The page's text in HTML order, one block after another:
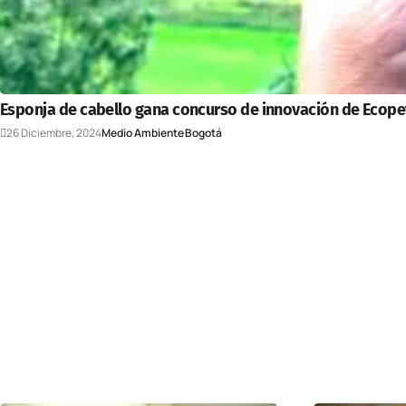
Esponja de cabello gana concurso de innovación de
26 Diciembre, 2024Medio AmbienteBogotá